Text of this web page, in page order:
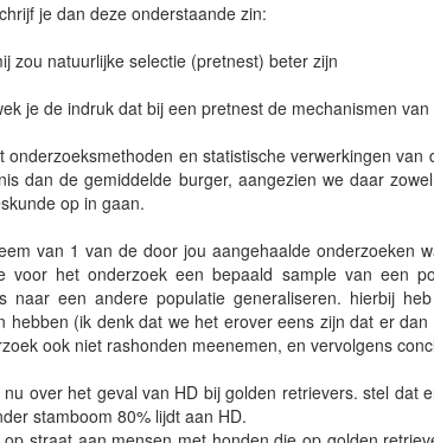
je dan deze onderstaande zin:
zou natuurlijke selectie (pretnest) beter zijn
je de indruk dat bij een pretnest de mechanismen
onderzoeksmethoden en statistische verwerkingen
dan de gemiddelde burger, aangezien we daar
op in gaan.
van 1 van de door jou aangehaalde onderzoeken
voor het onderzoek een bepaald sample van een
naar een andere populatie generaliseren. hierbij
hebben (ik denk dat we het erover eens zijn dat er
ook niet rashonden meenemen, en vervolgens
over het geval van HD bij golden retrievers. stel dat
stamboom 80% lijdt aan HD.